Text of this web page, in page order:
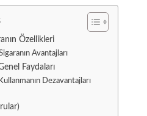
Özellikleri
Avantajları
Faydaları
Dezavantajları